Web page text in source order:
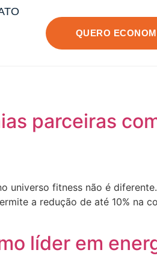
QUERO
parceiras
universo fitness não é
a redução de até 10% na
líder em